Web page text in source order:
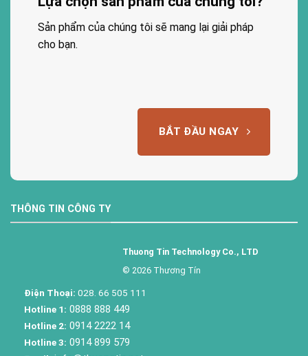
Sản phẩm của chúng tôi sẽ mang lại giải pháp
cho bạn.
BẮT ĐẦU NGAY
THÔNG TIN CÔNG TY
Thuong Tin Technology Co., LTD
© 2026 Thương Tín
Điện Thoại: 028. 66 505 111
Hotline 1: 0888 888 449
Hotline 2: 0914 2222 14
Hotline 3: 0914 899 579